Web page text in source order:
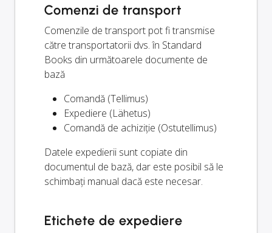
Comenzi de transport
Comenzile de transport pot fi transmise
către transportatorii dvs. în Standard
Books din următoarele documente de
bază
Comandă (Tellimus)
Expediere (Lähetus)
Comandă de achiziție (Ostutellimus)
Datele expedierii sunt copiate din
documentul de bază, dar este posibil să le
schimbați manual dacă este necesar.
Etichete de expediere